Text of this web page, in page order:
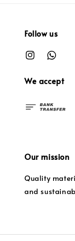
Follow us
We accept
Our mission
Quality
and